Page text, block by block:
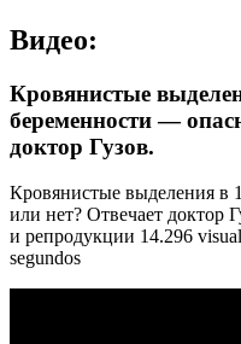
Видео:
Кровянистые
беременности —
доктор Гузов.
Кровянистые выделения в
или нет? Отвечает
и репродукции 14.296
segundos